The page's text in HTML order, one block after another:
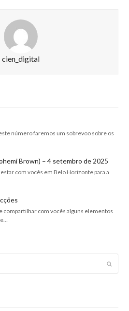
cien_digital
número faremos um sobrevoo sobre os
Brown) – 4 setembro de 2025
com vocês em Belo Horizonte para a
compartilhar com vocês alguns elementos